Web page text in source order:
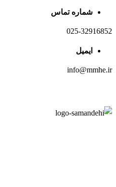
شماره تماس
025-32916852
ایمیل
info@mmhe.ir